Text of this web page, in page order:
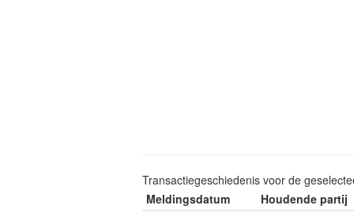
Transactiegeschiedenis voor de
Meldingsdatum
Houdende partij